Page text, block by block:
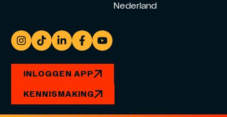
Nederland
INLOGGEN APP
KENNISMAKING